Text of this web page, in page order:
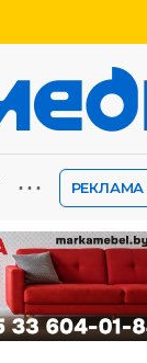
⋯ РЕКЛАМА